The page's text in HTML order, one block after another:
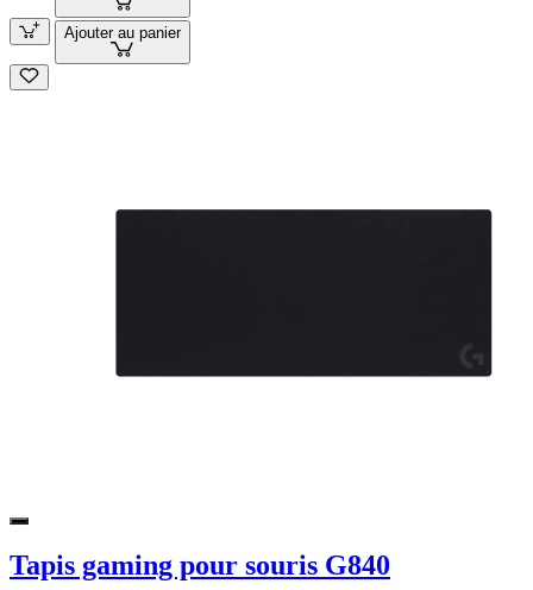
Ajouter au panier
Tapis gaming pour souris G840